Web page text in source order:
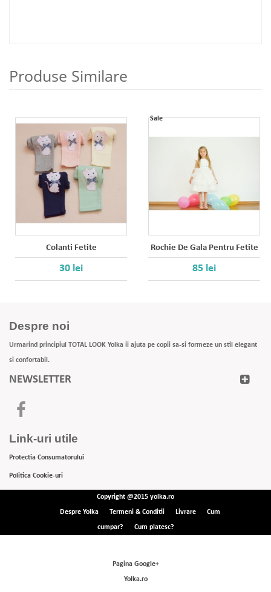
Produse Similare
Colanti Fetite
30 lei
Rochie De Gala Pentru Fetite
85 lei
Sale
Despre noi
Urmarind principiul TOTAL LOOK Yolka ii ajuta pe copii sa-si formeze un stil elegant
si confortabil.
NEWSLETTER
Link-uri utile
Protectia Consumatorului
Politica Cookie-uri
Copyright @2015 yolka.ro
Despre Yolka Termeni & Conditii Livrare Cum
cumpar? Cum platesc?
Pagina Google+
Yolka.ro